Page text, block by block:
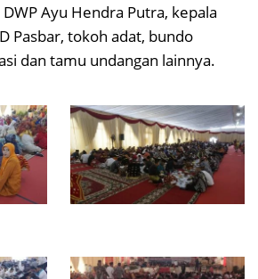
Ayu Hendra Putra, kepala
Pasbar, tokoh adat, bundo
dan tamu undangan lainnya.